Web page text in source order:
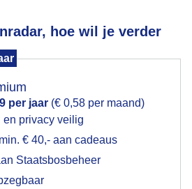
hoe wil je verder
per jaar (€ 0,58 per maand)
privacy veilig
€ 40,- aan cadeaus
Staatsbosbeheer
gebruiken voor het
akkoord op hebt gegeven,
pop-up uit je browser waarin